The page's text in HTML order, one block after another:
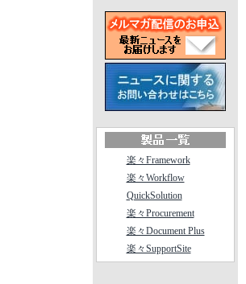
楽々Framework
楽々Workflow
QuickSolution
楽々Procurement
楽々Document Plus
楽々SupportSite